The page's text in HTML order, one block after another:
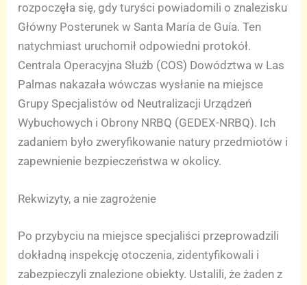
rozpoczęła się, gdy turyści powiadomili o znalezisku
Główny Posterunek w Santa María de Guía. Ten
natychmiast uruchomił odpowiedni protokół.
Centrala Operacyjna Służb (COS) Dowództwa w Las
Palmas nakazała wówczas wysłanie na miejsce
Grupy Specjalistów od Neutralizacji Urządzeń
Wybuchowych i Obrony NRBQ (GEDEX-NRBQ). Ich
zadaniem było zweryfikowanie natury przedmiotów i
zapewnienie bezpieczeństwa w okolicy.
Rekwizyty, a nie zagrożenie
Po przybyciu na miejsce specjaliści przeprowadzili
dokładną inspekcję otoczenia, zidentyfikowali i
zabezpieczyli znalezione obiekty. Ustalili, że żaden z